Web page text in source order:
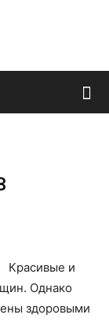
Красивые и
Однако
здоровыми